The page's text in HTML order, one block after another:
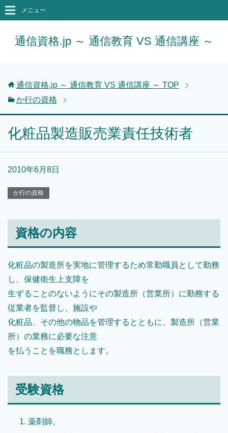
通信資格.jp ～ 通信教育 VS 通信講座 ～
メニュー
通信資格.jp ～ 通信教育 VS 通信講座 ～ TOP
か行の資格
化粧品製造販売業責任技術者
2010年6月8日
か行の資格
資格の内容
化粧品の製造所を実地に管理するため常勤職員として勤務
し、保健衛生上支障を
生ずることのないようにその製造所（営業所）に勤務する
従業者を監督し、施設や
化粧品、その他の物品を管理するとともに、製造所（営業
所）の業務に必要な注意
を払うことを職務とします。
受験資格
薬剤師。